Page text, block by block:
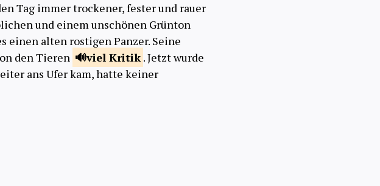
Tag immer trockener, fester und rauer
und einem unschönen Grünton
einen alten rostigen Panzer. Seine
den Tieren
viel Kritik . Jetzt wurde
ans Ufer kam, hatte keiner